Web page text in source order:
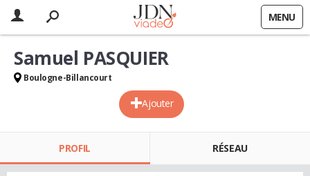
MENU
Ajouter
Samuel PASQUIER
Boulogne-Billancourt
PROFIL RÉSEAU